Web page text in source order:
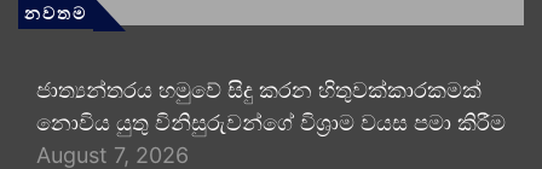
නවතම
ජාත්‍යන්තරය හමුවේ සිදු කරන හිතුවක්කාරකමක්
නොවිය යුතු විනිසුරුවන්ගේ විශ්‍රාම වයස පමා කිරීම
August 7, 2026